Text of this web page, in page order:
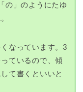
の」のようにたゆ
なっています。3
ているので、傾
て書くといいと